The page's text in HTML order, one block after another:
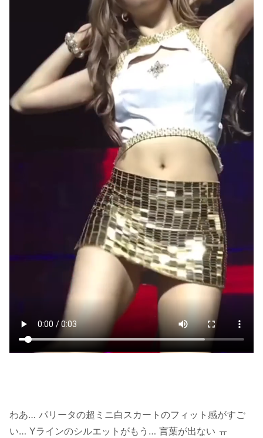
わあ… パリータの超ミニ白スカートのフィット感がすご
い… Yラインのシルエットがもう… 言葉が出ない ㅠ